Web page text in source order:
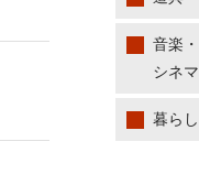
音楽・
シネマ
暮らし